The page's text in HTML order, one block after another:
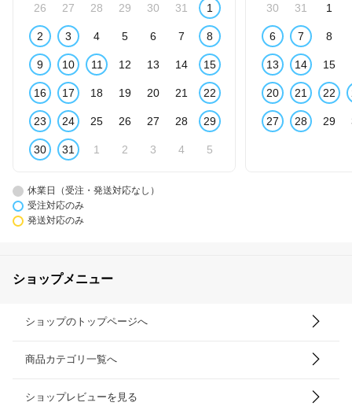
26 27 28 29 30 31 1
2 3 4 5 6 7 8
9 10 11 12 13 14 15
16 17 18 19 20 21 22
23 24 25 26 27 28 29
30 31 1 2 3 4 5
30 31 1
6 7 8
13 14 15
20 21 22
27 28 29
休業日（受注・発送対応なし）
受注対応のみ
発送対応のみ
ショップメニュー
ショップのトップページへ
商品カテゴリ一覧へ
ショップレビューを見る